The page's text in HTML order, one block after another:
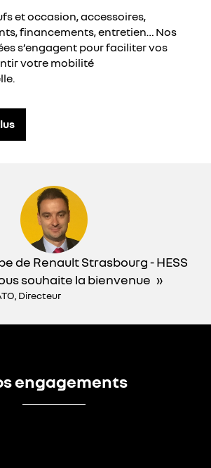
et occasion, accessoires,
financements, entretien… Nos
s’engagent pour faciliter vos
votre mobilité
de Renault Strasbourg - HESS
souhaite la bienvenue
Directeur
engagements